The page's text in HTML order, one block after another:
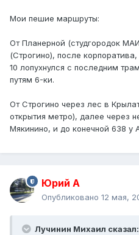
Мои пешие маршруты:
От Планерной (студгородок
(Строгино), после
10 лопухнулся с последним
путям 6-ки.
От Строгино через лес в
открытия метро), далее через
Мякинино, и до конечной 638 у
Юрий А
Опубликовано 12 мая,
Лучинин Михаил сказал: